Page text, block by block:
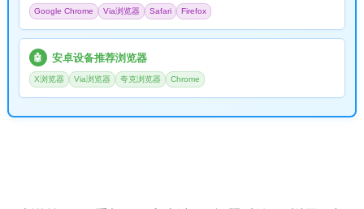
Google Chrome Via浏览器 Safari Firefox
🤖 安卓设备推荐浏览器
X浏览器 Via浏览器 夸克浏览器 Chrome